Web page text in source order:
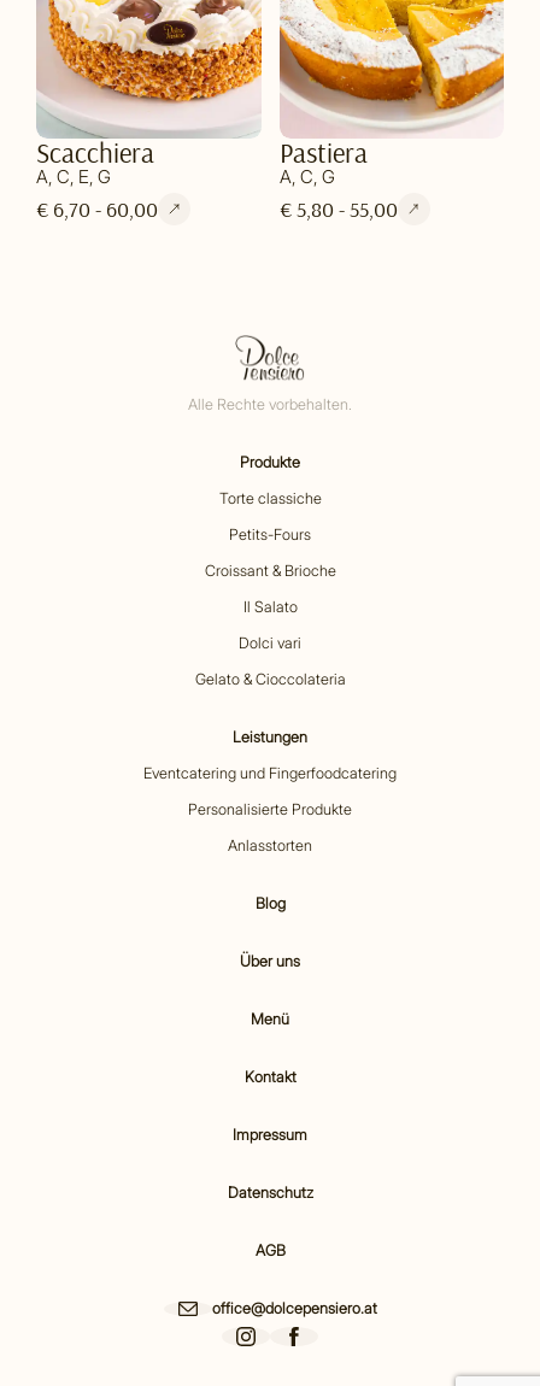
Scacchiera
A, C, E, G
€ 6,70 - 60,00
Pastiera
A, C, G
€ 5,80 - 55,00
Alle Rechte vorbehalten.
Produkte
Torte classiche
Petits-Fours
Croissant & Brioche
Il Salato
Dolci vari
Gelato & Cioccolateria
Leistungen
Eventcatering und Fingerfoodcatering
Personalisierte Produkte
Anlasstorten
Blog
Über uns
Menü
Kontakt
Impressum
Datenschutz
AGB
office@dolcepensiero.at